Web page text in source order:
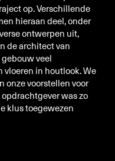
op. Verschillende
hieraan deel, onder
ontwerpen uit,
de architect van
veel
in houtlook. We
onze voorstellen voor
was zo
klus toegewezen